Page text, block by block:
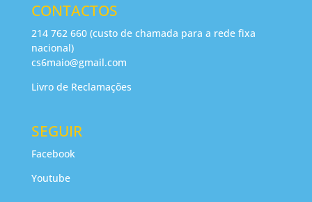
CONTACTOS
214 762 660 (custo de chamada para a rede fixa
nacional)
cs6maio@gmail.com
Livro de Reclamações
SEGUIR
Facebook
Youtube